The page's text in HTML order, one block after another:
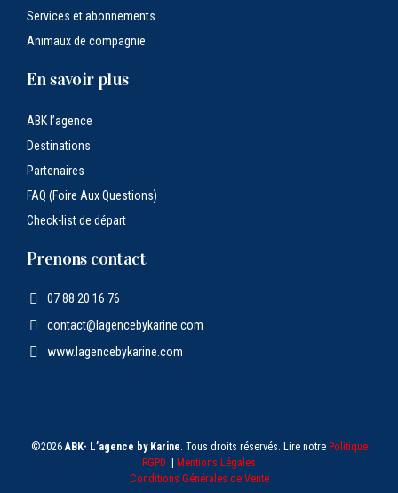
Services et abonnements
Animaux de compagnie
En savoir plus
ABK l’agence
Destinations
Partenaires
FAQ (Foire Aux Questions)
Check-list de départ
Prenons contact
07 88 20 16 76
contact@lagencebykarine.com
www.lagencebykarine.com
©2026ABK- L’agence by Karine. Tous droits réservés. Lire notre Politique
RGPD
Mentions Légales
Conditions Générales de Vente